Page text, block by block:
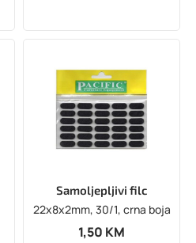
Samoljepljivi filc
22x8x2mm, 30/1, crna boja
1,50 KM